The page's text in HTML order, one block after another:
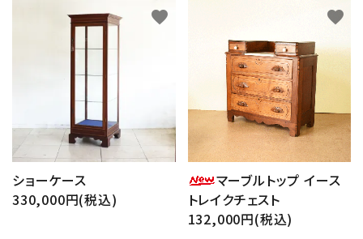
ショーケース
330,000円(税込)
favorite
マーブルトップ イース
トレイクチェスト
132,000円(税込)
favorite